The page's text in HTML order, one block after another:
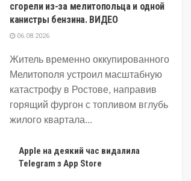
сгорели из-за мелитопольца и одной
канистры бензина. ВИДЕО
06.08.2026
Житель временно оккупированного
Мелитополя устроил масштабную
катастрофу в Ростове, направив
горящий фургон с топливом вглубь
жилого квартала...
Apple на деякий час видалила
Telegram з App Store